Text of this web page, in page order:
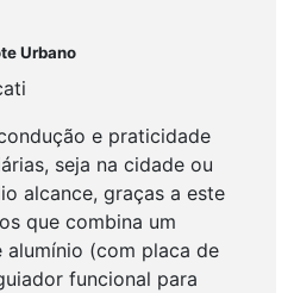
Urbano
e praticidade
seja na cidade ou
alcance, graças a este
que combina um
(com placa de
funcional para